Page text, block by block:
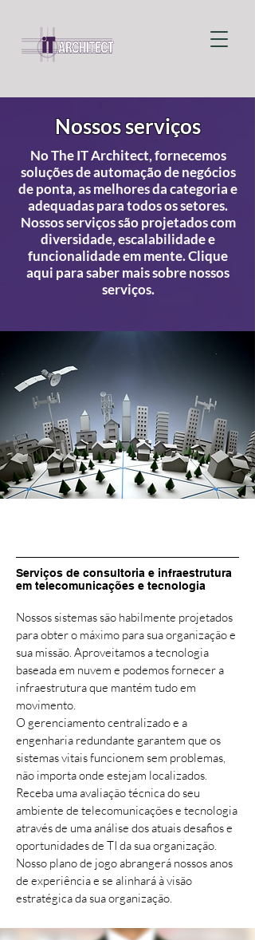
Nossos serviços
No The IT Architect, fornecemos
soluções de automação de negócios
de ponta, as melhores da categoria e
adequadas para todos os setores.
Nossos serviços são projetados com
diversidade, escalabilidade e
funcionalidade em mente. Clique
aqui para saber mais sobre nossos
serviços.
Serviços de consultoria e infraestrutura
em telecomunicações e tecnologia
Nossos sistemas são habilmente projetados
para obter o máximo para sua organização e
sua missão. Aproveitamos a tecnologia
baseada em nuvem e podemos fornecer a
infraestrutura que mantém tudo em
movimento.
O gerenciamento centralizado e a
engenharia redundante garantem que os
sistemas vitais funcionem sem problemas,
não importa onde estejam localizados.
Receba uma avaliação técnica do seu
ambiente de telecomunicações e tecnologia
através de uma análise dos atuais desafios e
oportunidades de TI da sua organização.
Nosso plano de jogo abrangerá nossos anos
de experiência e se alinhará à visão
estratégica da sua organização.